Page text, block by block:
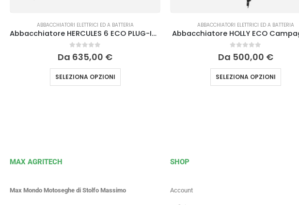
ABBACCHIATORI ELETTRICI ED A BATTERIA
Abbacchiatore HERCULES 6 ECO PLUG-IN Campagnola
Su 5
Da 635,00 €
SELEZIONA OPZIONI
ABBACCHIATORI ELETTRICI ED A BATTERIA
Abbacchiatore HOLLY ECO
0Su 5
Da 500,00 €
SELEZIONA OPZIONI
MAX AGRITECH
Max Mondo Motoseghe di Stolfo Massimo
SHOP
Account